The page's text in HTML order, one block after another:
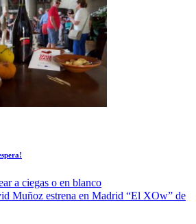
a ciegas o en blanco
Muñoz estrena en Madrid “El XOw” de